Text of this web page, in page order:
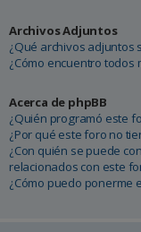
Archivos Adjuntos
¿Qué archivos adjuntos
¿Cómo encuentro todos
Acerca de phpBB
¿Quién programó este
¿Por qué este foro no
¿Con quién se puede
relacionados con este
¿Cómo puedo ponerme